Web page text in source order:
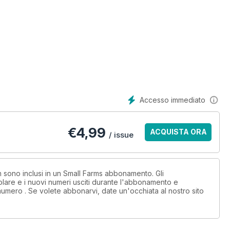
Accesso immediato
€4,99 / issue ACQUISTA ORA
inclusi in un Small Farms abbonamento. Gli
e i nuovi numeri usciti durante l'abbonamento e
. Se volete abbonarvi, date un'occhiata al nostro sito